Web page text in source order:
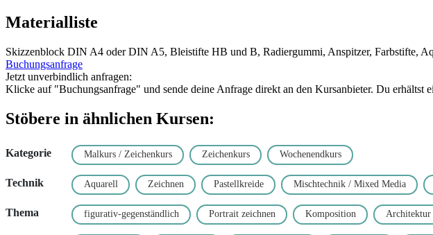
Materialliste
Skizzenblock DIN A4 oder DIN A5, Bleistifte HB und B, Radiergummi, Anspitzer, Farbstifte,
Buchungsanfrage
Jetzt unverbindlich anfragen:
Klicke auf "Buchungsanfrage" und sende deine Anfrage direkt an den Kursanbieter. Du
Stöbere in ähnlichen Kursen:
Kategorie Malkurs / Zeichenkurs Zeichenkurs Wochenendkurs
Technik Aquarell Zeichnen Pastellkreide Mischtechnik / Mixed Media
Thema figurativ-gegenständlich Portrait zeichnen Komposition Architektur